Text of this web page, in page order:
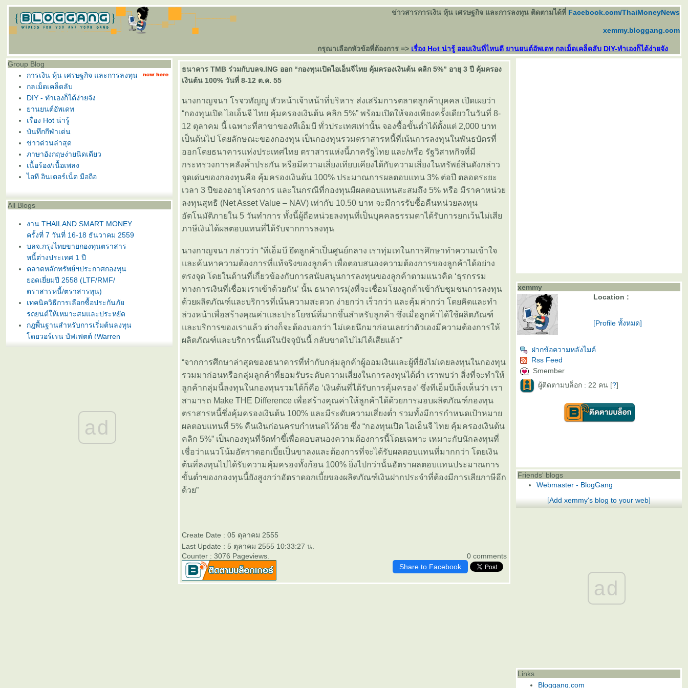
ข่าวสารการเงิน หุ้น เศรษฐกิจ และการลงทุน ติดตามได้ที่ Facebook.com/ThaiMoneyNews
xemmy.bloggang.com
กรุณาเลือกหัวข้อที่ต้องการ => เรื่อง Hot น่ารู้ ออมเงินที่ไหนดี านยนต์อัพเดท กลเม็ดเคล็ดลับ DIY-ทำเองก็ได้ง่ายจัง
Group Blog
การเงิน หุ้น เศรษฐกิจ และการลงทุน
กลเม็ดเคล็ดลับ
DIY - ทำเองก็ได้ง่ายจัง
านยนต์อัพเดท
เรื่อง Hot น่ารู้
บันทึกกีฬาเด่น
ข่าวด่วนล่าสุด
ภาษาอังกฤษง่ายนิดเดียว
เนื้อร้อง/เนื้อเพลง
ไอที อินเตอร์เน็ต มือถือ
All Blogs
งาน THAILAND SMART MONEY
ครั้งที่ 7 วันที่ 16-18 ธันวาคม 2559
บลจ.กรุงไทยขายกองทุนตราสาร
หนี้ต่างประเทศ 1 ปี
ตลาดหลักทรัพย์ฯประกาศกองทุน
อดเยี่ยมปี 2558 (LTF/RMF/
ตราสารหนี้/ตราสารทุน)
เทคนิควิธีการเลือกซื้อประกันภั
รถยนต์ให้เหมาะสมและประหยัด
กฎพื้นฐานสำหรับการเริ่มต้นลงทุน
ดยวอร์เรน บัฟเฟตต์ (Warren
ดอกเบี้ยสูง 3% ต่อปี
บลจ. ทิสโก้ เปิดเสนอขาย “กองทุน
เปิด ทิสโก้ เจแปน อิควิตี้ ทริกเกอร์
8% #2” วันที่ 2- 9 ม.ค. 2557
ad
ธนาคาร TMB ร่วมกับบลจ.ING ออก “กองทุนเปิดไอเอ็นจีไทย คุ้มครองเงินต้น คลิก 5%” อายุ 3 ปี คุ้มครอง
เงินต้น 100% วันที่ 8-12 ต.ค. 55
นางกาญจนา โรจวทัญญู หัวหน้าเจ้าหน้าที่บริหาร ส่งเสริมการตลาดลูกค้าบุคคล เปิดเผยว่า
“กองทุนเปิด ไอเอ็นจี ไทย คุ้มครองเงินต้น คลิก 5%” พร้อมเปิดให้จองเพียงครั้งเดียวในวันที่ 8-
12 ตุลาคม นี้ เฉพาะที่สาขาของทีเอ็มบี ทั่วประเทศเท่านั้น จองซื้อขั้นต่ำได้ตั้งแต่ 2,000 บาท
เป็นต้นไป โดยลักษณะของกองทุน เป็นกองทุนรวมตราสารหนี้ที่เน้นการลงทุนในพันธบัตรที่
ออกโดยธนาคารแห่งประเทศไทย ตราสารแห่งนี้ภาครัฐไทย และ/หรือ รัฐวิสาหกิจที่มี
กระทรวงการคลังค้ำประกัน หรือมีความเสี่ยงเทียบเคียงได้กับความเสี่ยงในทรัพย์สินดังกล่าว
จุดเด่นของกองทุนคือ คุ้มครองเงินต้น 100% ประมาณการผลตอบแทน 3% ต่อปี ตลอดระยะ
เวลา 3 ปีของอายุโครงการ และในกรณีที่กองทุนมีผลตอบแทนสะสมถึง 5% หรือ มีราคาหน่ว
ลงทุนสุทธิ (Net Asset Value – NAV) เท่ากับ 10.50 บาท จะมีการรับซื้อคืนหน่วยลงทุน
อัตโนมัติภายใน 5 วันทำการ ทั้งนี้ผู้ถือหน่วยลงทุนที่เป็นบุคคลธรรมดาได้รับการยกเว้นไม่เสี
ภาษีเงินได้ผลตอบแทนที่ได้รับจากการลงทุน
นางกาญจนา กล่าวว่า “ทีเอ็มบี ยึดลูกค้าเป็นศูนย์กลาง เราทุ่มเทในการศึกษาทำความเข้าใจ
ละค้นหาความต้องการที่แท้จริงของลูกค้า เพื่อตอบสนองความต้องการของลูกค้าได้อย่าง
ตรงจุด โดยในด้านที่เกี่ยวข้องกับการสนับสนุนการลงทุนของลูกค้าตามแนวคิด ‘ธุรกรรม
ทางการเงินที่เชื่อมเราเข้าด้วยกัน’ นั้น ธนาคารมุ่งที่จะเชื่อมโยงลูกค้าเข้ากับชุมชนการลงทุน
ด้วยผลิตภัณฑ์และบริการที่เน้นความสะดวก ง่ายกว่า เร็วกว่า และคุ้มค่ากว่า โดยคิดและทำ
ล่วงหน้าเพื่อสร้างคุณค่าและประโยชน์ที่มากขึ้นสำหรับลูกค้า ซึ่งเมื่อลูกค้าได้ใช้ผลิตภัณฑ์
ละบริการของเราแล้ว ต่างก็จะต้องบอกว่า ไม่เคยนึกมาก่อนเลยว่าตัวเองมีความต้องการให้
ผลิตภัณฑ์และบริการนี้แต่ในปัจจุบันนี้ กลับขาดไปไม่ได้เสียแล้ว”
“จากการศึกษาล่าสุดของธนาคารที่ทำกับกลุ่มลูกค้าผู้ออมเงินและผู้ที่ยังไม่เคยลงทุนในกองทุน
รวมมาก่อนหรือกลุ่มลูกค้าที่ยอมรับระดับความเสี่ยงในการลงทุนได้ต่ำ เราพบว่า สิ่งที่จะทำให้
ลูกค้ากลุ่มนี้ลงทุนในกองทุนรวมได้ก็คือ ‘เงินต้นที่ได้รับการคุ้มครอง’ ซึ่งทีเอ็มบีเล็งเห็นว่า เรา
สามารถ Make THE Difference เพื่อสร้างคุณค่าให้ลูกค้าได้ด้วยการมอบผลิตภัณฑ์กองทุน
ตราสารหนี้ซึ่งคุ้มครองเงินต้น 100% และมีระดับความเสี่ยงต่ำ รวมทั้งมีการกำหนดเป้าหมา
ผลตอบแทนที่ 5% คืนเงินก่อนครบกำหนดไว้ด้วย ซึ่ง “กองทุนเปิด ไอเอ็นจี ไทย คุ้มครองเงินต้น
คลิก 5%” เป็นกองทุนที่จัดทำขึ้เพื่อตอบสนองความต้องการนี้โดยเฉพาะ เหมาะกับนักลงทุนที่
เชื่อว่าแนวโน้มอัตราดอกเบี้ยเป็นขาลงและต้องการที่จะได้รับผลตอบแทนที่มากกว่า โดยเงิน
ต้นที่ลงทุนไปได้รับความคุ้มครองทั้งก้อน 100% ยิ่งไปกว่านั้นอัตราผลตอบแทนประมาณการ
ขั้นต่ำของกองทุนนี้ยังสูงกว่าอัตราดอกเบี้ยของผลิตภัณฑ์เงินฝากประจำที่ต้องมีการเสียภาษีอีก
ด้วย”
Create Date : 05 ตุลาคม 2555
Last Update : 5 ตุลาคม 2555 10:33:27 น.
0 comments
Counter : 3076 Pageviews.
Share to Facebook
xemmy
Location :
[Profile ทั้งหมด]
ฝากข้อความหลังไมค์
Rss Feed
Smember
ผู้ติดตามบล็อก : 22 คน [?]
Friends' blogs
Webmaster - BlogGang
[Add xemmy's blog to your web]
ad
Links
Bloggang.com